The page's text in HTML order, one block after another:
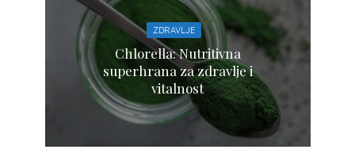
ZDRAVLJE
Chlorella: Nutritivna
superhrana za zdravlje i
vitalnost